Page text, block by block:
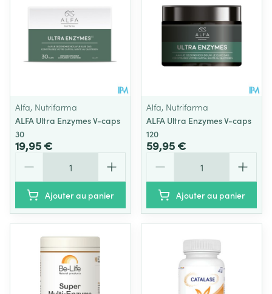
Alfa, Nutrifarma
ALFA Ultra Enzymes V-caps
30
19,95 €
Ajouter au panier
Alfa, Nutrifarma
ALFA Ultra Enzymes V-caps
120
59,95 €
Ajouter au panier